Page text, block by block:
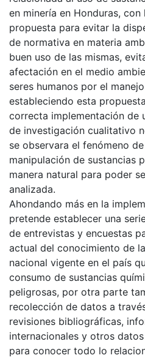
en minería en Honduras,
propuesta para evitar la
de normativa en materia
buen uso de las mismas,
afectación en el medio
seres humanos por el
estableciendo esta
correcta implementación de
de investigación cualitativo
se observara el fenómeno
manipulación de sustancias
manera natural para poder
analizada.
Ahondando más en la
pretende establecer una
de entrevistas y encuestas
actual del conocimiento de
nacional vigente en el país
consumo de sustancias
peligrosas, por otra parte
recolección de datos a
revisiones bibliográficas,
internacionales y otros
para conocer todo lo